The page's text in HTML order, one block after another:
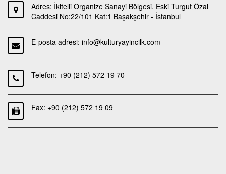
Adres: İkitelli Organize Sanayi Bölgesi. Eski Turgut Özal
Caddesi No:22/101 Kat:1 Başakşehir - İstanbul
E-posta adresi: info@kulturyayincilk.com
Telefon: +90 (212) 572 19 70
Fax: +90 (212) 572 19 09